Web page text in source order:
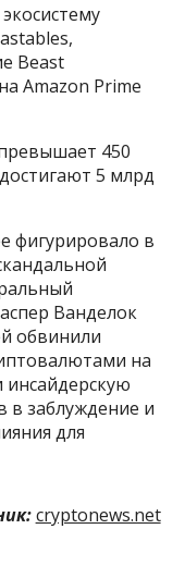
Beast
Amazon Prime
450
5 млрд
фигурировало в
Ванделок
обвинили
на
в заблуждение и
для
cryptonews.net